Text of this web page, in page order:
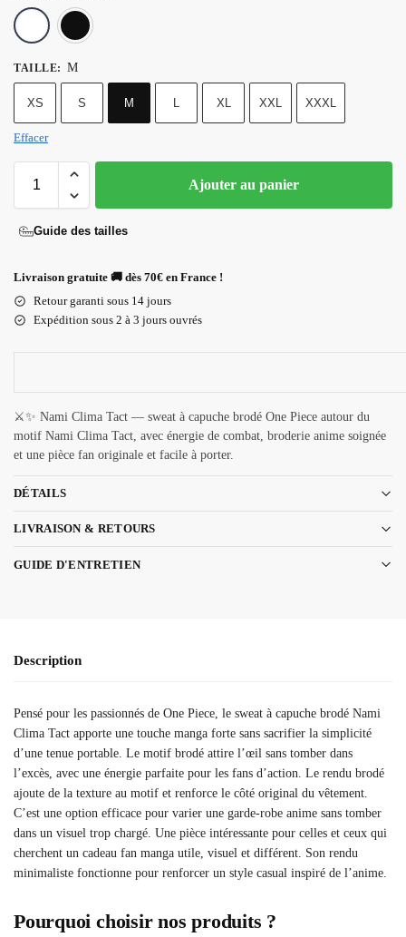
TAILLE: M
XS S M L XL XXL XXXL
Effacer
Ajouter au panier
Guide des tailles
Livraison gratuite 🚚 dès 70€ en France !
Retour garanti sous 14 jours
Expédition sous 2 à 3 jours ouvrés
⚔️✨ Nami Clima Tact — sweat à capuche brodé One Piece autour du
motif Nami Clima Tact, avec énergie de combat, broderie anime soignée
et une pièce fan originale et facile à porter.
DÉTAILS
LIVRAISON & RETOURS
GUIDE D'ENTRETIEN
Description
Pensé pour les passionnés de One Piece, le sweat à capuche brodé Nami
Clima Tact apporte une touche manga forte sans sacrifier la simplicité
d’une tenue portable. Le motif brodé attire l’œil sans tomber dans
l’excès, avec une énergie parfaite pour les fans d’action. Le rendu brodé
ajoute de la texture au motif et renforce le côté original du vêtement.
C’est une option efficace pour varier une garde-robe anime sans tomber
dans un visuel trop chargé. Une pièce intéressante pour celles et ceux qui
cherchent un cadeau fan manga utile, visuel et différent. Son rendu
minimaliste fonctionne pour renforcer un style casual inspiré de l’anime.
Pourquoi choisir nos produits ?